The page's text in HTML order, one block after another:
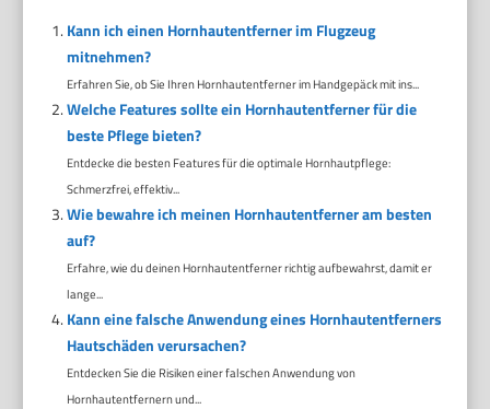
Kann ich einen Hornhautentferner im Flugzeug
mitnehmen?
Erfahren Sie, ob Sie Ihren Hornhautentferner im Handgepäck mit ins...
Welche Features sollte ein Hornhautentferner für die
beste Pflege bieten?
Entdecke die besten Features für die optimale Hornhautpflege:
Schmerzfrei, effektiv...
Wie bewahre ich meinen Hornhautentferner am besten
auf?
Erfahre, wie du deinen Hornhautentferner richtig aufbewahrst, damit er
lange...
Kann eine falsche Anwendung eines Hornhautentferners
Hautschäden verursachen?
Entdecken Sie die Risiken einer falschen Anwendung von
Hornhautentfernern und...